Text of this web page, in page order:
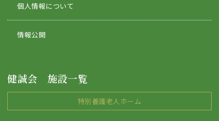
個人情報について
情報公開
健誠会 施設一覧
特別養護老人ホーム